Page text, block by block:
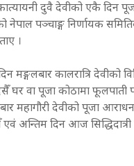
दुवै देवीको एकै दिन
पञ्चाङ्ग निर्णायक
।
मङ्गलबार कालरात्रि देवीको
घर वा पूजा कोठामा फूलपाती
महागौरी देवीको पूजा
एवं अन्तिम दिन आज